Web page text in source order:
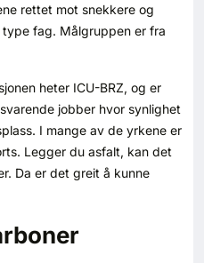
rettet mot snekkere og
fag. Målgruppen er fra
heter ICU-BRZ, og er
jobber hvor synlighet
I mange av de yrkene er
Legger du asfalt, kan det
Da er det greit å kunne